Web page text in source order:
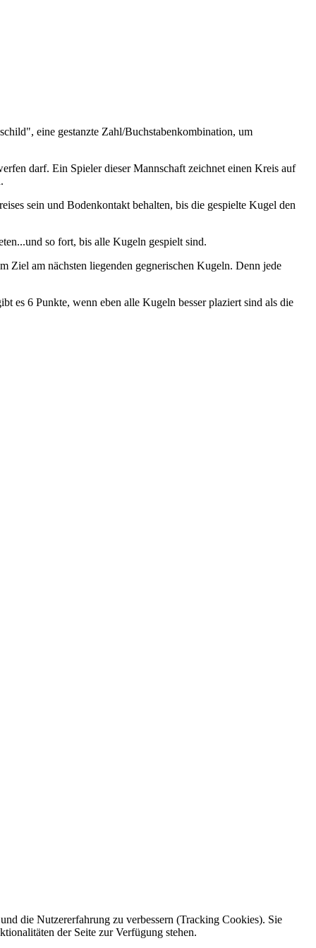
eine gestanzte Zahl/Buchstabenkombination, um
darf. Ein Spieler dieser Mannschaft zeichnet einen Kreis auf
sein und Bodenkontakt behalten, bis die gespielte Kugel den
so fort, bis alle Kugeln gespielt sind.
Ziel am nächsten liegenden gegnerischen Kugeln. Denn jede
es 6 Punkte, wenn eben alle Kugeln besser plaziert sind als die
die Nutzererfahrung zu verbessern (Tracking Cookies). Sie
der Seite zur Verfügung stehen.